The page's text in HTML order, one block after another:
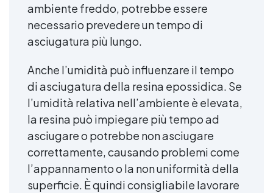
ambiente freddo, potrebbe essere
necessario prevedere un tempo di
asciugatura più lungo.
Anche l’umidità può influenzare il tempo
di asciugatura della resina epossidica. Se
l’umidità relativa nell’ambiente è elevata,
la resina può impiegare più tempo ad
asciugare o potrebbe non asciugare
correttamente, causando problemi come
l’appannamento o la non uniformità della
superficie. È quindi consigliabile lavorare